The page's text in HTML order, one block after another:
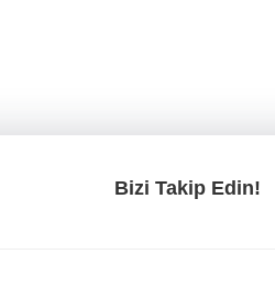
Bizi Takip Edin!